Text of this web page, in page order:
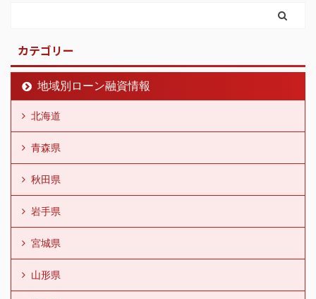
カテゴリー
地域別ローン融資情報
北海道
青森県
秋田県
岩手県
宮城県
山形県